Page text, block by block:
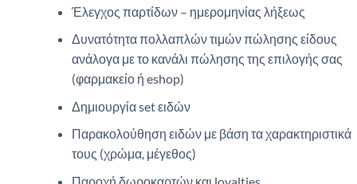
Έλεγχος παρτίδων – ημερομηνίας λήξεως
Δυνατότητα πολλαπλών τιμών πώλησης είδους
ανάλογα με το κανάλι πώλησης της επιλογής σας
(φαρμακείο ή eshop)
Δημιουργία set ειδών
Παρακολούθηση ειδών με βάση τα χαρακτηριστικά
τους (χρώμα, μέγεθος)